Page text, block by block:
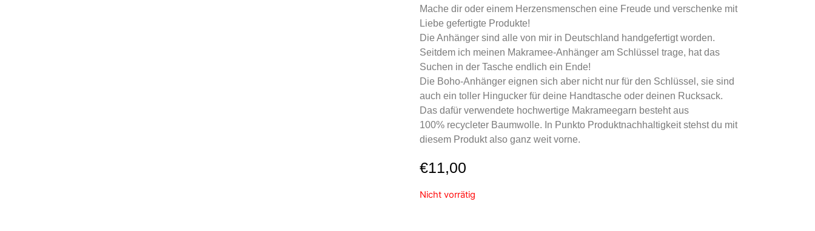
Mache dir oder einem Herzensmenschen eine Freude und verschenke mit
Liebe gefertigte Produkte!
Die Anhänger sind alle von mir in Deutschland handgefertigt worden.
Seitdem ich meinen Makramee-Anhänger am Schlüssel trage, hat das
Suchen in der Tasche endlich ein Ende!
Die Boho-Anhänger eignen sich aber nicht nur für den Schlüssel, sie sind
auch ein toller Hingucker für deine Handtasche oder deinen Rucksack.
Das dafür verwendete hochwertige Makrameegarn besteht aus
100% recycleter Baumwolle. In Punkto Produktnachhaltigkeit stehst du mit
diesem Produkt also ganz weit vorne.
€11,00
Nicht vorrätig